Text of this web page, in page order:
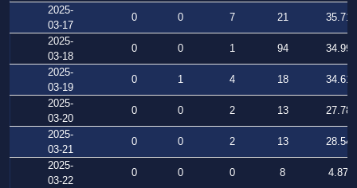
2025-
03-17
0 0 7 21
35.719
2025-
03-18
0 0 1 94
34.995
2025-
03-19
0 1 4 18
34.613
2025-
03-20
0 0 2 13
27.788
2025-
03-21
0 0 2 13
28.540
2025-
03-22
0 0 0 8
4.879